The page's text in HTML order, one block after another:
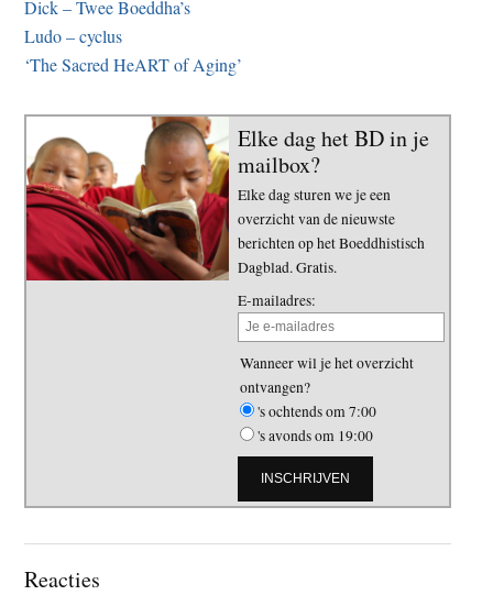
Dick – Twee Boeddha’s
Ludo – cyclus
‘The Sacred HeART of Aging’
Elke dag het BD in je
mailbox?
Elke dag sturen we je een
overzicht van de nieuwste
berichten op het Boeddhistisch
Dagblad. Gratis.
E-mailadres:
Wanneer wil je het overzicht
ontvangen?
's ochtends om 7:00
's avonds om 19:00
Lees
Reacties